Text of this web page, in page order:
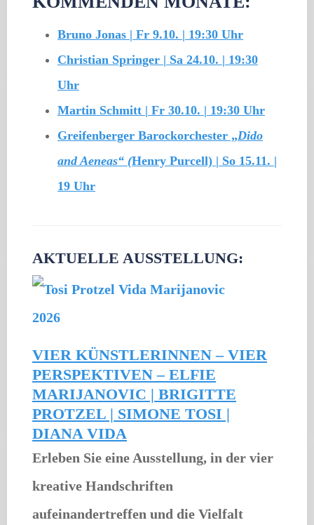
Bruno Jonas | Fr 9.10. | 19:30 Uhr
Christian Springer | Sa 24.10. | 19:30
Uhr
Martin Schmitt | Fr 30.10. | 19:30 Uhr
Greifenberger Barockorchester „Dido
and Aeneas“ (Henry Purcell) | So 15.11. |
19 Uhr
AKTUELLE AUSSTELLUNG:
VIER KÜNSTLERINNEN – VIER
PERSPEKTIVEN – ELFIE
MARIJANOVIC | BRIGITTE
PROTZEL | SIMONE TOSI |
DIANA VIDA
Erleben Sie eine Ausstellung, in der vier
kreative Handschriften
aufeinandertreffen und die Vielfalt